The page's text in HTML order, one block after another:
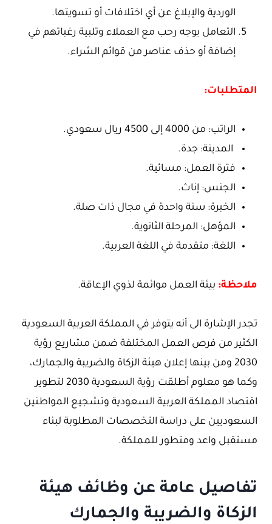
الوردية والإبلاغ عن أي اختلافات أو تسويتها.
التعامل بوجه رحب مع العملاء وتلبية رغباتهم في
إضافة أو حذف عناصر من قوائم الشراء.
المتطلبات:
الراتب: من 4000 إلى 4500 ريال سعودي.
المدينة: جدة.
فترة العمل: مسائية.
الجنس: إناث.
الخبرة: سنة واحدة في مجال ذات صلة.
المؤهل: المرحلة الثانوية.
اللغة: متقدمة في اللغة العربية.
ملاحظة: بيئة العمل موائمة لذوي الإعاقة.
تجدر الإشارة الى أنه يتوفر في المملكة العربية السعودية
الكثير من فرص العمل المختلفة ضمن مشاريع رؤية
2030 ومن بينها إعلان هيئة الزكاة والضريبة والجمارك،
وكما هو معلوم أطلقت رؤية السعودية 2030 لتطوير
اقتصاد المملكة العربية السعودية وتشجيع المواطنين
السعوديين على دراسة التخصصات المطلوبة لبناء
مستقبل واعد ومتطور للمملكة.
تفاصيل عامة عن وظائف هيئة
الزكاة والضريبة والجمارك